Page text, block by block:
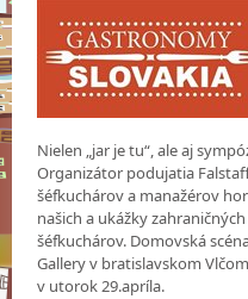
Nielen „jar je tu“, ale aj
Organizátor podujatia
šéfkuchárov a manažérov
našich a ukážky
šéfkuchárov. Domovská
Gallery v bratislavskom
v utorok 29.apríla.